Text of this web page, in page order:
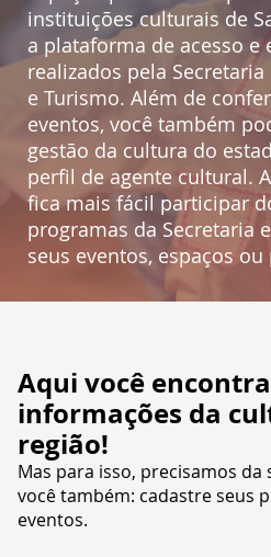
instituições culturais de
a plataforma de acesso e
realizados pela
e Turismo. Além de
eventos, você também
gestão da cultura do
perfil de agente cultural.
fica mais fácil participar
programas da Secretaria
seus eventos, espaços
Aqui você
informações da
região!
Mas para isso, precisamos da
você também: cadastre seus
eventos.